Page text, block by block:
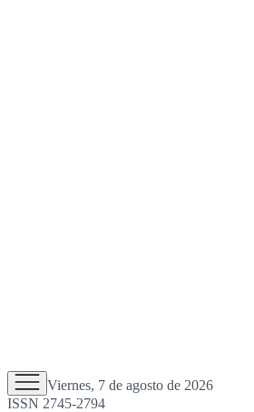
Viernes, 7 de agosto de 2026
ISSN 2745-2794